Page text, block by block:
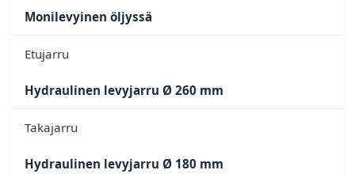
Monilevyinen öljyssä
Etujarru
Hydraulinen levyjarru Ø 260 mm
Takajarru
Hydraulinen levyjarru Ø 180 mm